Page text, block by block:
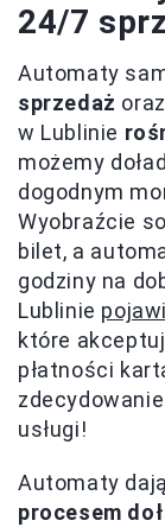
24/7
Automaty
sprzedaż
w Lublinie
możemy
dogodnym
Wyobraźcie
bilet, a
godziny na
Lublinie
które
płatności
usługi!
Automaty
procesem